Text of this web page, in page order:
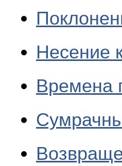
Несение
Времена